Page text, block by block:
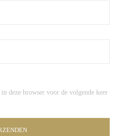
deze browser voor de volgende keer